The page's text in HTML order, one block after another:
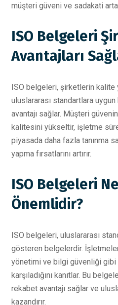
müşteri güveni ve sadakati
ISO Belgeleri
Avantajları
ISO belgeleri, şirketlerin
uluslararası standartlara
avantajı sağlar. Müşteri
kalitesini yükseltir, işletme
piyasada daha fazla tanınma
yapma fırsatlarını artırır.
ISO Belgeleri
Önemlidir?
ISO belgeleri, uluslararası
gösteren belgelerdir.
yönetimi ve bilgi güvenliği
karşıladığını kanıtlar. Bu
rekabet avantajı sağlar ve
kazandırır.